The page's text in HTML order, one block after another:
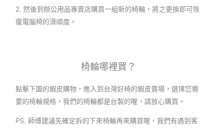
2. 然後到辦公用品專賣店購買一組新的椅輪，將之更換即可恢
復電腦椅的滑順度。
椅輪哪裡買？
點擊下圖的蝦皮購物，進入到台灣好椅的蝦皮賣場，選擇您需
要的椅輪規格，我們的椅輪都是台製的喔，請放心購買。
PS. 師傅建議先確定拆的下來椅輪再來購買喔，我們有遇到客